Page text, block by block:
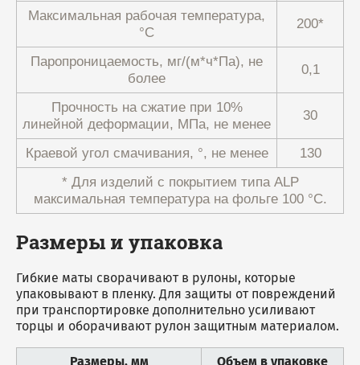
Максимальная рабочая температура,
°С
200*
Паропроницаемость, мг/(м*ч*Па), не
более
0,1
Прочность на сжатие при 10%
линейной деформации, МПа, не менее
30
Краевой угол смачивания, °, не менее
130
* Для изделий с покрытием типа ALP
максимальная температура на фольге 100 °С.
Размеры и упаковка
Гибкие маты сворачивают в рулоны, которые
упаковывают в пленку. Для защиты от повреждений
при транспортировке дополнительно усиливают
торцы и оборачивают рулон защитным материалом.
Размеры, мм
Объем в упаковке